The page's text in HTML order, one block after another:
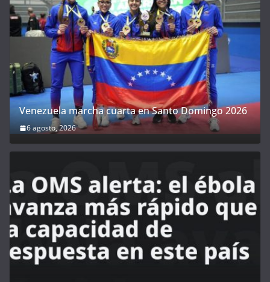
Venezuela marcha cuarta en Santo Domingo 2026
6 agosto, 2026